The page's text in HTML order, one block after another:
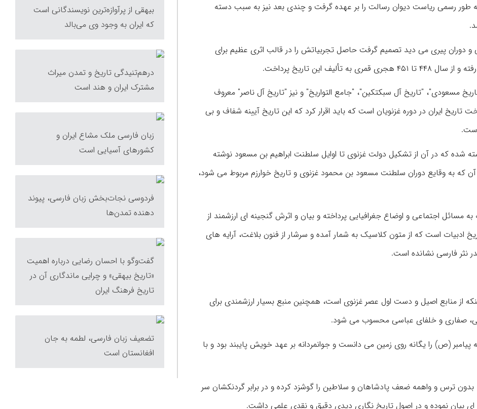
غزنوی در ۴۴۰ هجری قمری به طور رسمی ریاست دیوان رسالت را بر عهده گرفت و چندی بعد نیز به سبب دسته
و دوران پیری می دید تصمیم گرفت حاصل تجربیاتش را در قالب اثری عظیم برای
این تاریخ پرداخت.
مسعودی"، "تاریخ آل سبکتکین"، "جامع التواریخ" و نیز "تاریخ آل ناصر" معروف
ایران در دوره غزنویان است که باید اقرار کرد که این تاریخ آیینه شفاف و بی
سلطنت آل سبکتکین در ۳۰ مجلد نگاشته شده که در آن از تشکیل دولت غزنوی تا اوایل سلطنت ابراهیم بن مسعود نوشته
که به وقایع دوران سلطنت مسعود بن محمود غزنوی و تاریخ خوارزم مربوط می شود،
مسائل اجتماعی و اوضاع جغرافیایی پرداخته و بیان و اثرش گنجینه ای ارزشمند از
ادبیات است که از متون کلاسیک به شمار آمده و سرشار از فنون بلاغت، آرایه های
نثر فارسی نشانده است.
از منابع اصیل و دست اول عصر غزنوی است، همچنین منبع بسیار ارزشمندی برای
صفاری و خلفای عباسی محسوب می شود.
(ص) را یگانه روی زمین می دانست و جوانمردانه بر عهد خویش پایبند بود و با
ترس و واهمه ضعف پادشاهان و سلاطین را گوشزد کرده و در برابر گردنکشان سر
نموده و در اصول تاریخ نگاری دیدی دقیق و نقدی علمی داشت.
بیهقی از پرآوازه‌ترین نویسندگانی است
که ایران به وجود وی می‌بالد
درهم‌تنیدگی تاریخ و تمدن میراث
مشترک ایران و هند است
زبان فارسی ملک مشاع ایران و
کشورهای آسیایی است
فردوسی نجات‌بخش زبان فارسی، پیوند
دهنده تمدن‌ها
گفت‌وگو با احسان رضایی درباره اهمیت
«تاریخ بیهقی» و چرایی ماندگاری آن در
تاریخ فرهنگ ایران
تضعیف زبان فارسی، لطمه به جان
افغانستان است